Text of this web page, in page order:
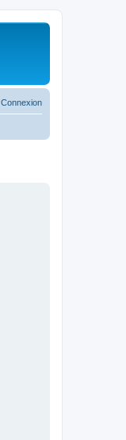
Connexion